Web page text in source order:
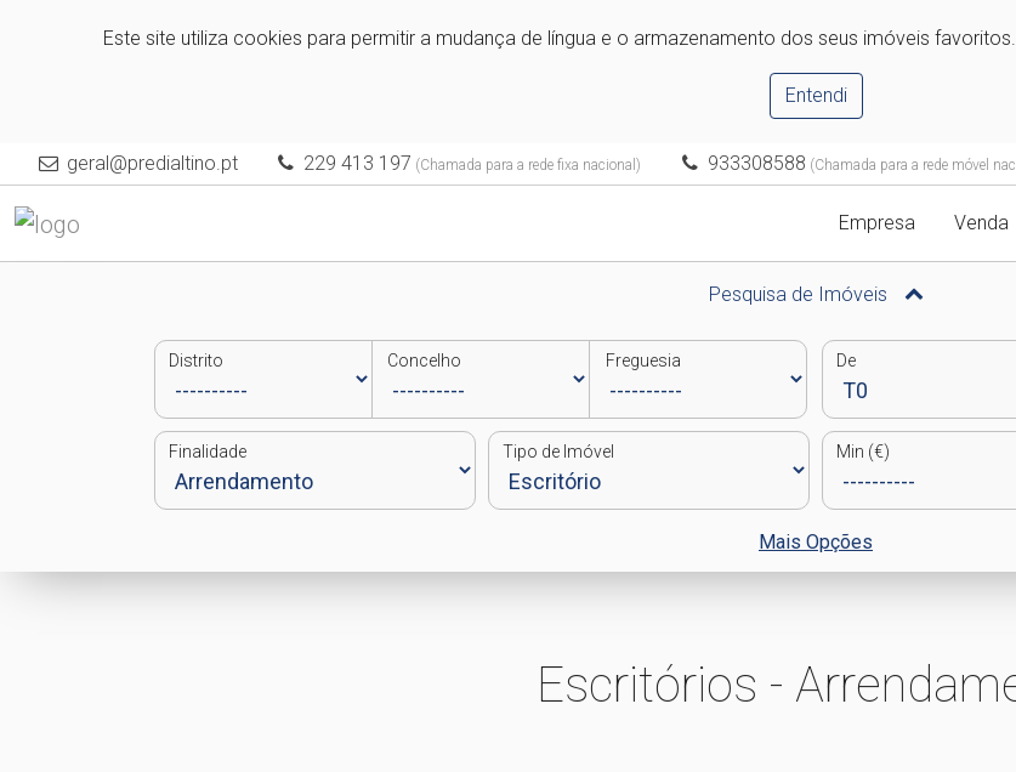
Este site utiliza cookies para permitir a mudança de língua e o armazenamento dos seus imóveis
Entendi
geral@predialtino.pt 229 413 197 (Chamada para a rede fixa nacional) 933308588 (Chamada para a rede móvel
Empresa Venda
Pesquisa de Imóveis
Distrito Concelho Freguesia De
Finalidade Tipo de Imóvel Min (€)
Mais Opções
Escritórios -